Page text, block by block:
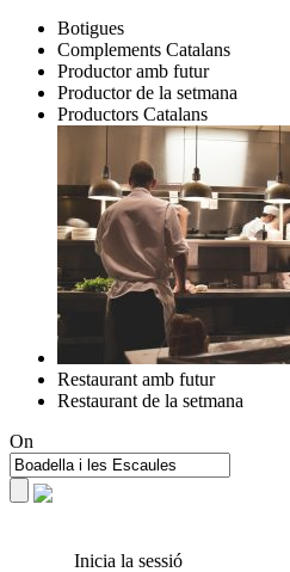
Botigues
Complements Catalans
Productor amb futur
Productor de la setmana
Productors Catalans
Restaurant amb futur
Restaurant de la setmana
On
Inicia la sessió